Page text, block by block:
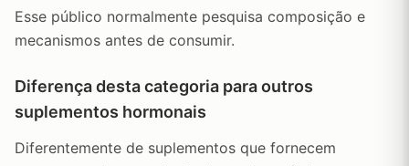
Esse público normalmente pesquisa composição e
mecanismos antes de consumir.
Diferença desta categoria para outros
suplementos hormonais
Diferentemente de suplementos que fornecem